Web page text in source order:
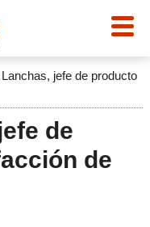
jefe de producto
de
de